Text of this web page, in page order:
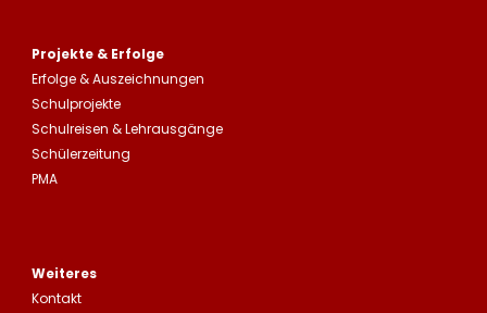
Projekte & Erfolge
Erfolge &Auszeichnungen
Schulprojekte
Schulreisen &Lehrausgänge
Schülerzeitung
PMA
Weiteres
Kontakt